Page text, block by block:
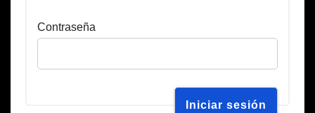
Contraseña